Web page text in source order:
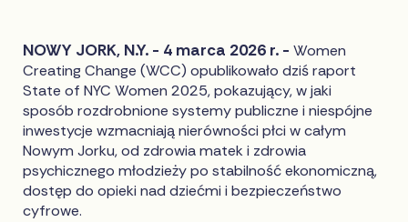
NOWY JORK, N.Y. - 4 marca 2026 r. -Women
Creating Change (WCC) opublikowało dziś raport
State of NYC Women 2025, pokazujący, w jaki
sposób rozdrobnione systemy publiczne i niespójne
inwestycje wzmacniają nierówności płci w całym
Nowym Jorku, od zdrowia matek i zdrowia
psychicznego młodzieży po stabilność ekonomiczną,
dostęp do opieki nad dziećmi i bezpieczeństwo
cyfrowe.